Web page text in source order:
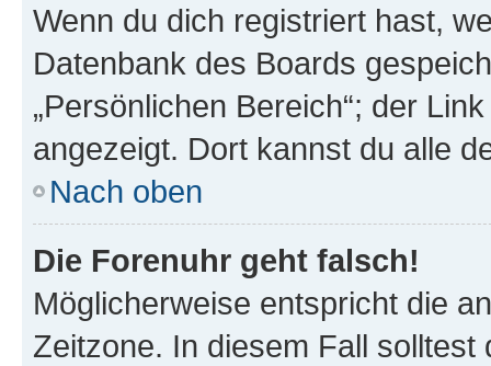
Wenn du dich registriert hast,
Datenbank des Boards
„Persönlichen Bereich“; der
angezeigt. Dort kannst du alle
Nach oben
Die Forenuhr geht falsch!
Möglicherweise entspricht die
Zeitzone. In diesem Fall solltest